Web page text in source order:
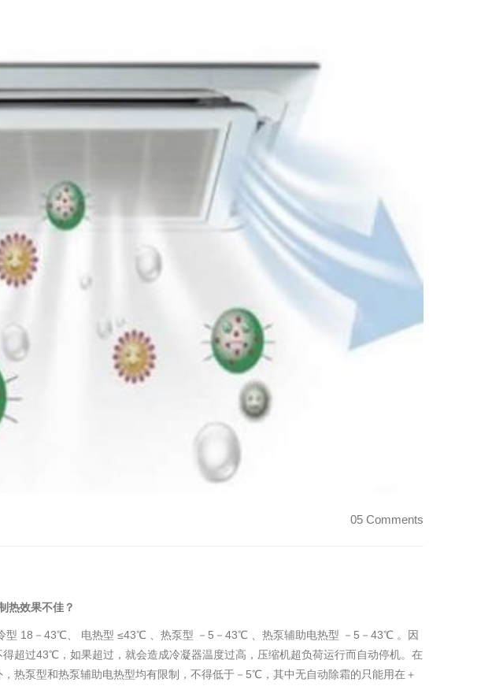
05 Comments
热效果不佳？
型 18－43℃、 电热型 ≤43℃ 、热泵型 －5－43℃ 、热泵辅助电热型 －5－43℃ 。因
超过43℃，如果超过，就会造成冷凝器温度过高，压缩机超负荷运行而自动停机。在
热泵型和热泵辅助电热型均有限制，不得低于－5℃，其中无自动除霜的只能用在＋